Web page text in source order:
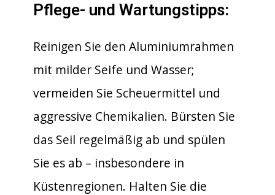
Pflege- und Wartungstipps:
Reinigen Sie den Aluminiumrahmen
mit milder Seife und Wasser;
vermeiden Sie Scheuermittel und
aggressive Chemikalien. Bürsten Sie
das Seil regelmäßig ab und spülen
Sie es ab – insbesondere in
Küstenregionen. Halten Sie die